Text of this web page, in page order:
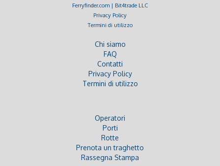
Ferryfinder.com | Bit4trade LLC
Privacy Policy
Termini di utilizzo
Chi siamo
FAQ
Contatti
Privacy Policy
Termini di utilizzo
Operatori
Porti
Rotte
Prenota un traghetto
Rassegna Stampa